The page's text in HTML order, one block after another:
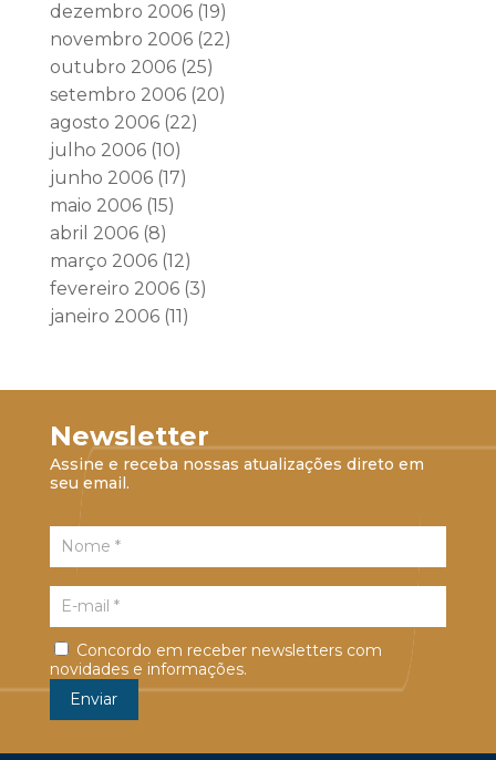
dezembro 2006(19)
novembro 2006(22)
outubro 2006(25)
setembro 2006(20)
agosto 2006(22)
julho 2006(10)
junho 2006(17)
maio 2006(15)
abril 2006(8)
março 2006(12)
fevereiro 2006(3)
janeiro 2006(11)
Newsletter
Assine e receba nossas atualizações direto em
seu email.
Concordo em receber newsletters com
novidades e informações.